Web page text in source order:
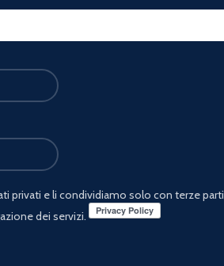
privati e li condividiamo solo con terze parti
dei servizi.